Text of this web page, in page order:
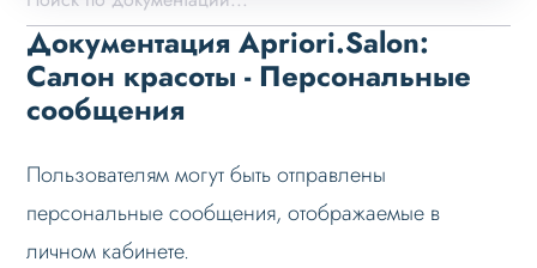
Возможности
Примеры страниц
Установка и обновление
Дизайн
Оформление контента
Документация Apriori.Salon:
Салон красоты - Персональные
сообщения
Пользователям могут быть отправлены
персональные сообщения, отображаемые в
личном кабинете.